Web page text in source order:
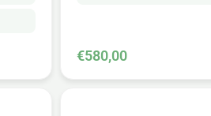
€580,00